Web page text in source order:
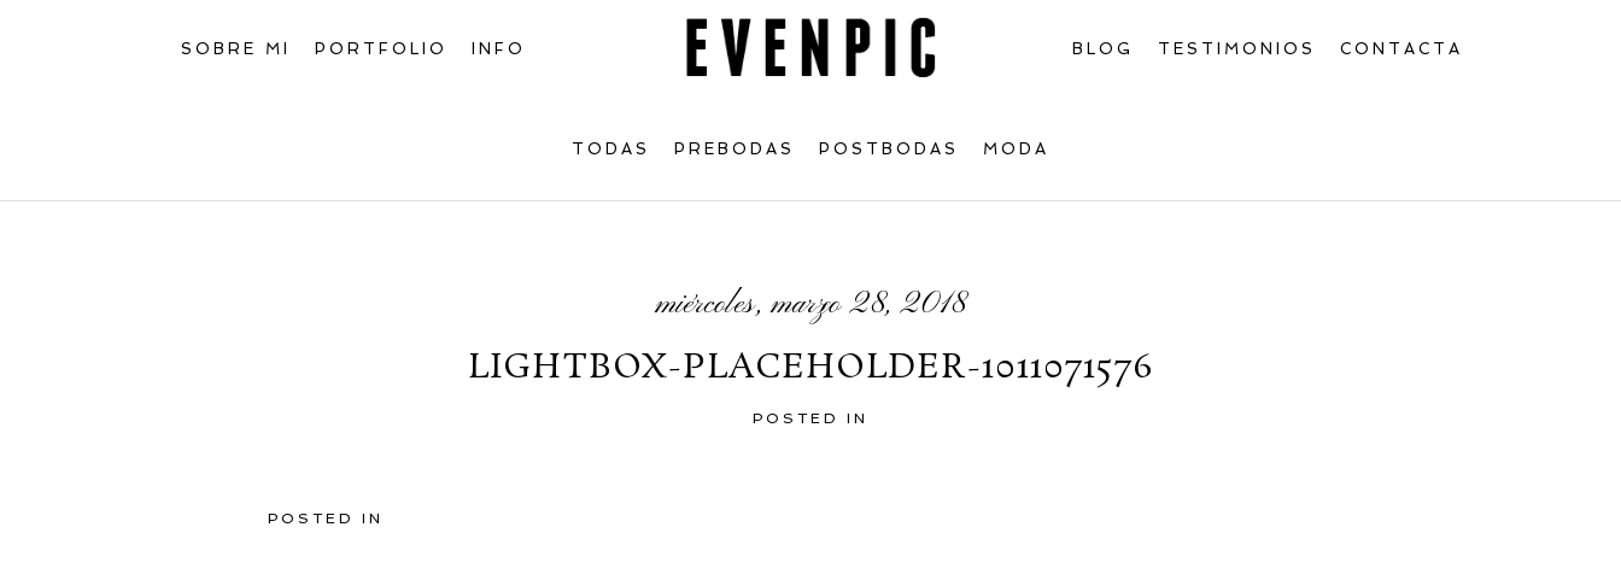
SOBRE MI PORTFOLIO INFO BLOG TESTIMONIOS CONTACTA
TODAS PREBODAS POSTBODAS MODA
miércoles, marzo 28, 2018
LIGHTBOX-PLACEHOLDER-1011071576
POSTED IN
POSTED IN